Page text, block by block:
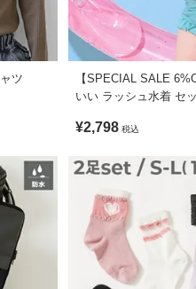
ご了承ください。
ません。
ツ
【SPECIAL SALE
いい ラッシュ水着 セ
¥2,798 税込